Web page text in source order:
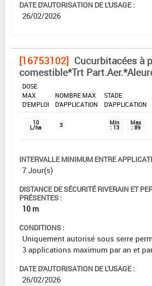
DATE D'AUTORISATION DE L'USAGE :
26/02/2026
[16753102] Cucurbitacées à
comestible*Trt
DOSE
MAX
D'EMPLOI
NOMBRE MAX
D'APPLICATION
STADE
D'APPLICATION
10
L/ha 3 Min
: 13
Max
: 89
INTERVALLE MINIMUM ENTRE
7 Jour(s)
DISTANCE DE SÉCURITÉ RIVERAIN ET
PRÉSENTES :
10 m
CONDITIONS :
Uniquement autorisé sous serre
3 applications maximum par an et
DATE D'AUTORISATION DE L'USAGE :
26/02/2026